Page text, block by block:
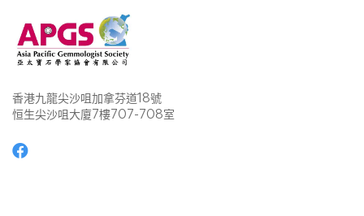
香港九龍尖沙咀加拿芬道18號
恒生尖沙咀大廈7樓707-708室